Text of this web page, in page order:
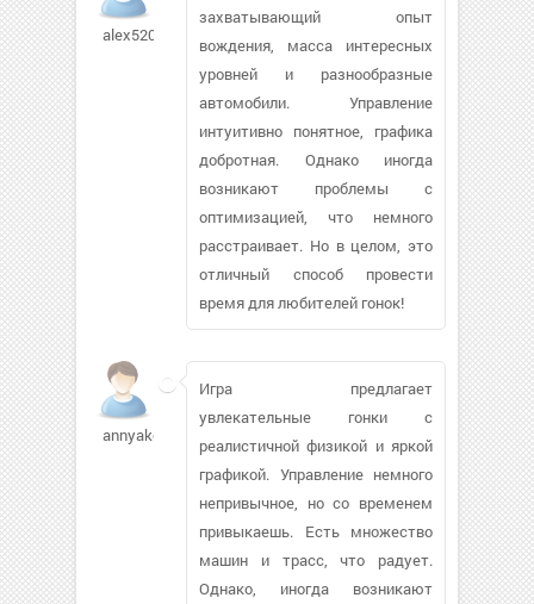
alex52052194
захватывающий опыт
вождения, масса интересных
уровней и разнообразные
автомобили. Управление
интуитивно понятное, графика
добротная. Однако иногда
возникают проблемы с
оптимизацией, что немного
расстраивает. Но в целом, это
отличный способ провести
время для любителей гонок!
annyakot
Игра предлагает
увлекательные гонки с
реалистичной физикой и яркой
графикой. Управление немного
непривычное, но со временем
привыкаешь. Есть множество
машин и трасс, что радует.
Однако, иногда возникают